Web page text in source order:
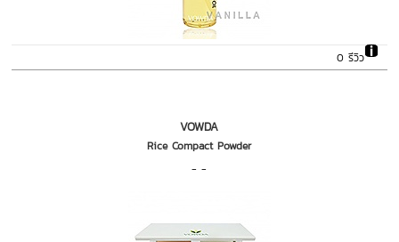
0 รีวิว
VOWDA
Rice Compact Powder
- -